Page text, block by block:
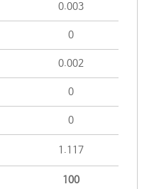
0.003
0
0.002
0
0
1.117
100